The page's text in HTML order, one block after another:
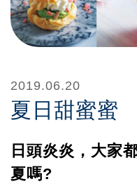
2019.06.20
夏日甜蜜蜜
日頭炎炎，大家
夏嗎?